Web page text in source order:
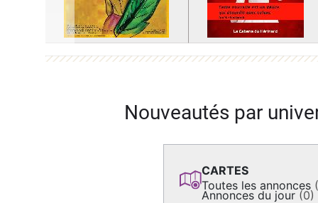
Nouveautés par
CARTES
Toutes les annonces
Annonces du jour (0)